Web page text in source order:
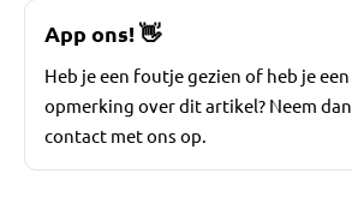
App ons! 👋
Heb je een foutje gezien of heb je een
opmerking over dit artikel? Neem dan
contact met ons op.